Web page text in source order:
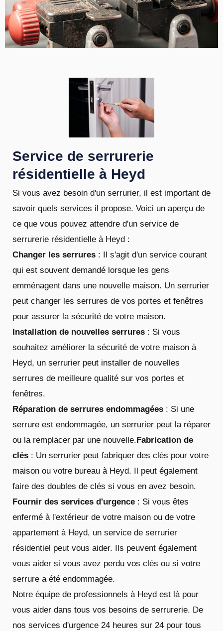
Service de serrurerie
résidentielle à Heyd
Si vous avez besoin d'un serrurier, il est important de
savoir quels services il propose. Voici un aperçu de
ce que vous pouvez attendre d'un service de
serrurerie résidentielle à Heyd :
Changer les serrures : Il s'agit d'un service courant
qui est souvent demandé lorsque les gens
emménagent dans une nouvelle maison. Un serrurier
peut changer les serrures de vos portes et fenêtres
pour assurer la sécurité de votre maison.
Installation de nouvelles serrures : Si vous
souhaitez améliorer la sécurité de votre maison à
Heyd, un serrurier peut installer de nouvelles
serrures de meilleure qualité sur vos portes et
fenêtres.
Réparation de serrures endommagées : Si une
serrure est endommagée, un serrurier peut la réparer
ou la remplacer par une nouvelle.Fabrication de
clés : Un serrurier peut fabriquer des clés pour votre
maison ou votre bureau à Heyd. Il peut également
faire des doubles de clés si vous en avez besoin.
Fournir des services d'urgence : Si vous êtes
enfermé à l'extérieur de votre maison ou de votre
appartement à Heyd, un service de serrurier
résidentiel peut vous aider. Ils peuvent également
vous aider si vous avez perdu vos clés ou si votre
serrure a été endommagée.
Notre équipe de professionnels à Heyd est là pour
vous aider dans tous vos besoins de serrurerie. De
nos services d'urgence 24 heures sur 24 pour tous